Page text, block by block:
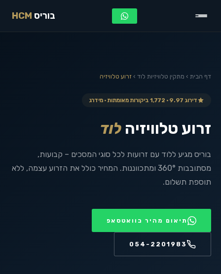
בוריס HCM
דף הבית › מתקין טלוויזיות לוד › זרוע טלוויזיה
דירוג 9.97 · 1,772 ביקורות מאומתות · מידרג
זרוע טלוויזיה לוד
בוריס מגיע ללוד עם זרועות לכל סוגי המסכים – קבועות,
מסתובבות 360° ומתכווננות. המחיר כולל את הזרוע עצמה, ללא
תוספת תשלום.
תיאום מהיר בוואטסאפ
054-2201983